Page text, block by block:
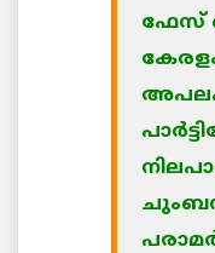
ഫേസ്